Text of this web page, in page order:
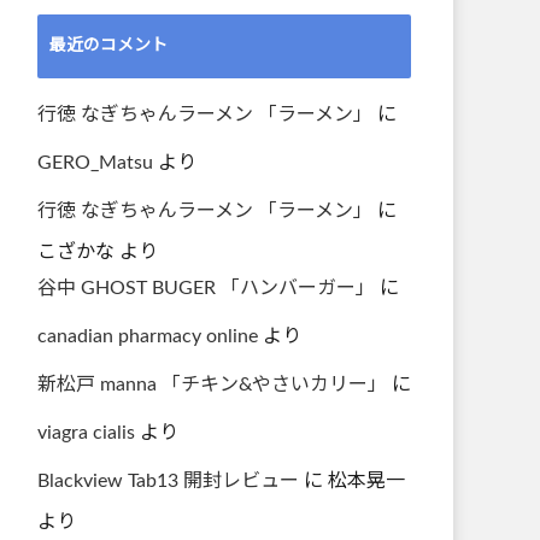
最近のコメント
行徳 なぎちゃんラーメン 「ラーメン」 に
GERO_Matsu より
行徳 なぎちゃんラーメン 「ラーメン」 に
こざかな より
谷中 GHOST BUGER 「ハンバーガー」
に
canadian pharmacy online より
新松戸 manna 「チキン&やさいカリー」 に
viagra cialis より
Blackview Tab13 開封レビュー に 松本晃一
より